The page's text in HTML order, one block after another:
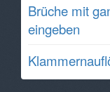
Brüche mit
eingeben